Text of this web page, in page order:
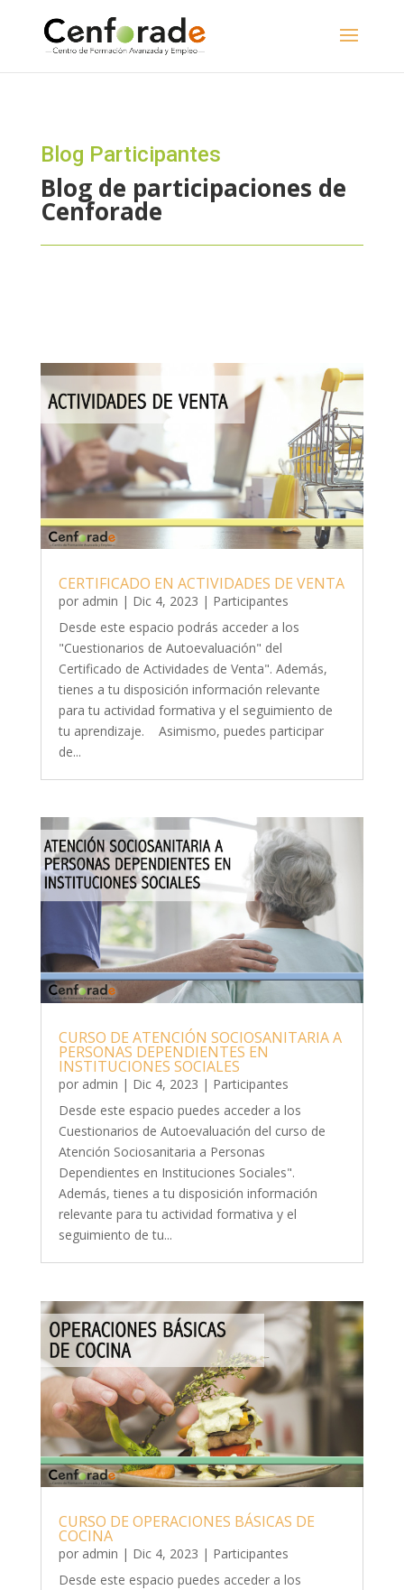
Blog Participantes
Blog de participaciones de
Cenforade
CERTIFICADO EN ACTIVIDADES DE VENTA
por admin | Dic 4, 2023 | Participantes
Desde este espacio podrás acceder a los
"Cuestionarios de Autoevaluación" del
Certificado de Actividades de Venta". Además,
tienes a tu disposición información relevante
para tu actividad formativa y el seguimiento de
tu aprendizaje. Asimismo, puedes participar
de...
CURSO DE ATENCIÓN SOCIOSANITARIA A
PERSONAS DEPENDIENTES EN
INSTITUCIONES SOCIALES
por admin | Dic 4, 2023 | Participantes
Desde este espacio puedes acceder a los
Cuestionarios de Autoevaluación del curso de
Atención Sociosanitaria a Personas
Dependientes en Instituciones Sociales".
Además, tienes a tu disposición información
relevante para tu actividad formativa y el
seguimiento de tu...
CURSO DE OPERACIONES BÁSICAS DE
COCINA
por admin | Dic 4, 2023 | Participantes
Desde este espacio puedes acceder a los